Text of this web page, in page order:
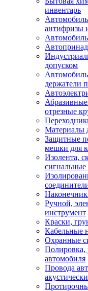
инвентарь
антифризы
допуском
держатели
отрезные
Материалы
Защитные
мешки для
Изолента,
Ручной,
инструмент
Краски,
Кабельные
Охранные
Полировка,
автомобиля
Провода